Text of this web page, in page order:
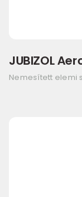
JUBIZOL
Nemesített elemi